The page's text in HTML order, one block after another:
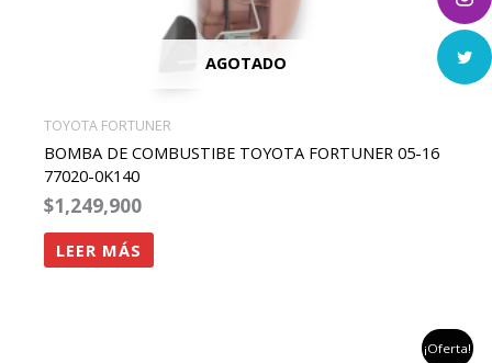
AGOTADO
TOYOTA FORTUNER
BOMBA DE COMBUSTIBE TOYOTA FORTUNER 05-16
77020-0K140
$1,249,900
LEER MÁS
¡Oferta!